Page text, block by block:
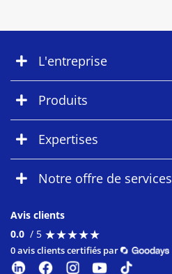
L'entreprise
Produits
Expertises
Notre offre de services
Avis clients
0.0 / 5 ★★★★★
★★★★★
0 avis clients certifiés par